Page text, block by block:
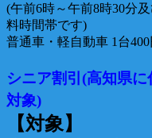
(午前6時～午前8時30分
料時間帯です)
普通車・軽自動車 1台400
シニア割引(高知県
対象)
【対象】